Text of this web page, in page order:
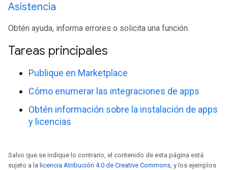
Asistencia
Obtén ayuda, informa errores o solicita una función.
Tareas principales
Publique en Marketplace
Cómo enumerar las integraciones de apps
Obtén información sobre la instalación de apps
y licencias
Salvo que se indique lo contrario, el contenido de esta página está
sujeto a la licencia Atribución 4.0 de Creative Commons, y los ejemplos